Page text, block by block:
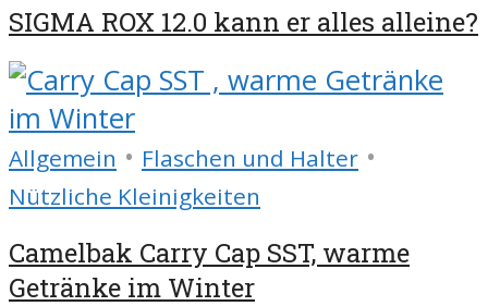
SIGMA ROX 12.0 kann er alles alleine?
Allgemein • Flaschen und Halter •
Nützliche Kleinigkeiten
Camelbak Carry Cap SST, warme
Getränke im Winter